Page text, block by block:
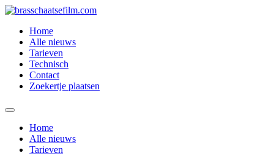
Spring
inhoud
Home
Alle nieuws
Tarieven
Technisch
Contact
Zoekertje plaatsen
Home
Alle nieuws
Tarieven